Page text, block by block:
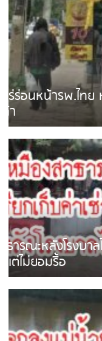
เดือนร้อน! ชาว
บายพาสเสียง
หนุ่มเจียงฮาย
รถเครื่องหลบไม่